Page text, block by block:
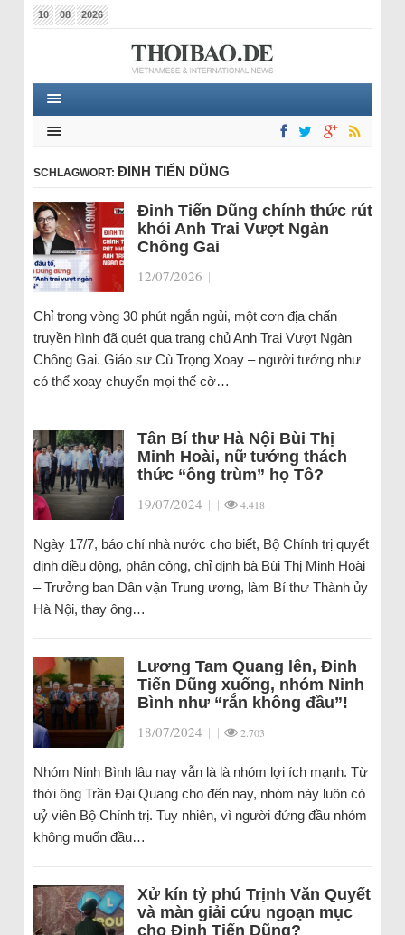
10 08 2026
SCHLAGWORT: ĐINH TIẾN DŨNG
Đinh Tiến Dũng chính thức rút
khỏi Anh Trai Vượt Ngàn
Chông Gai
12/07/2026 |
Chỉ trong vòng 30 phút ngắn ngủi, một cơn địa chấn
truyền hình đã quét qua trang chủ Anh Trai Vượt Ngàn
Chông Gai. Giáo sư Cù Trọng Xoay – người tưởng như
có thể xoay chuyển mọi thế cờ…
Tân Bí thư Hà Nội Bùi Thị
Minh Hoài, nữ tướng thách
thức “ông trùm” họ Tô?
19/07/2024 | | 4.418
Ngày 17/7, báo chí nhà nước cho biết, Bộ Chính trị quyết
định điều động, phân công, chỉ định bà Bùi Thị Minh Hoài
– Trưởng ban Dân vận Trung ương, làm Bí thư Thành ủy
Hà Nội, thay ông…
Lương Tam Quang lên, Đinh
Tiến Dũng xuống, nhóm Ninh
Bình như “rắn không đầu”!
18/07/2024 | | 2.703
Nhóm Ninh Bình lâu nay vẫn là là nhóm lợi ích mạnh. Từ
thời ông Trần Đại Quang cho đến nay, nhóm này luôn có
uỷ viên Bộ Chính trị. Tuy nhiên, vì người đứng đầu nhóm
không muốn đầu…
Xử kín tỷ phú Trịnh Văn Quyết
và màn giải cứu ngoạn mục
cho Đinh Tiến Dũng?